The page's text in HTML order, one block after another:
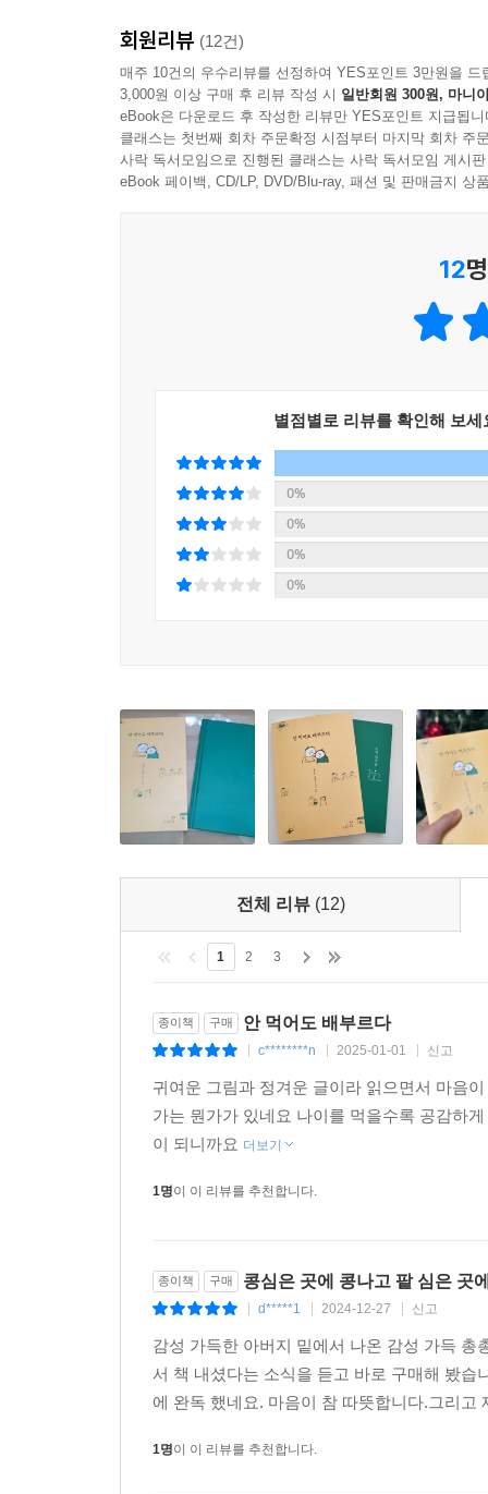
회원리뷰 (12건)
매주 10건의 우수리뷰를 선정하여 YES포인트 3만원을 드
3,000원 이상 구매 후 리뷰 작성 시 일반회원 300원, 마니
eBook은 다운로드 후 작성한 리뷰만 YES포인트 지급됩니
클래스는 첫번째 회차 주문확정 시점부터 마지막 회차 주
사락 독서모임으로 진행된 클래스는 사락 독서모임 게시
eBook 페이백, CD/LP, DVD/Blu-ray, 패션 및 판매금지 상
12
별점별로 리뷰를 확인해 보세
0%
0%
0%
0%
전체 리뷰 (12)
1 2 3
종이책 구매 안 먹어도 배부르다
c********n 2025-01-01 신고
귀여운 그림과 정겨운 글이라 읽으면서 마음
가는 뭔가가 있네요 나이를 먹을수록 공감하
이 되니까요 더보기
1명이 이 리뷰를 추천합니다.
종이책 구매 콩심은 곳에 콩나고 팥 심은 곳
d*****1 2024-12-27 신고
감성 가득한 아버지 밑에서 나온 감성 가득
서 책 내셨다는 소식을 듣고 바로 구매해 봤
에 완독 했네요. 마음이 참 따뜻합니다.그리
1명이 이 리뷰를 추천합니다.